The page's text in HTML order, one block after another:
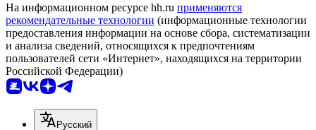
На информационном ресурсе hh.ru применяются
рекомендательные технологии (информационные технологии
предоставления информации на основе сбора, систематизации
и анализа сведений, относящихся к предпочтениям
пользователей сети «Интернет», находящихся на территории
Российской Федерации)
Русский